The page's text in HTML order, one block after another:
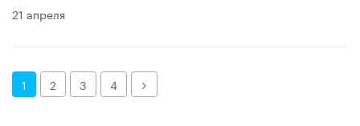
21 апреля
1 2 3 4 Далее